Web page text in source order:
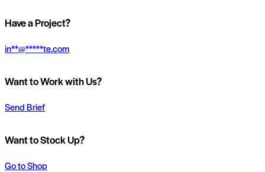
Have a Project?
in**@*****te.com
Want to Work with Us?
Send Brief
Want to Stock Up?
Go to Shop